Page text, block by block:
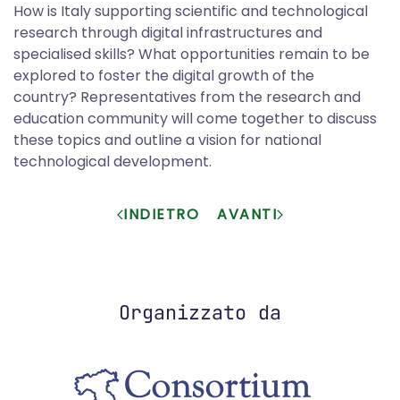
How is Italy supporting scientific and technological
research through digital infrastructures and
specialised skills? What opportunities remain to be
explored to foster the digital growth of the
country? Representatives from the research and
education community will come together to discuss
these topics and outline a vision for national
technological development.
INDIETRO AVANTI
Organizzato da